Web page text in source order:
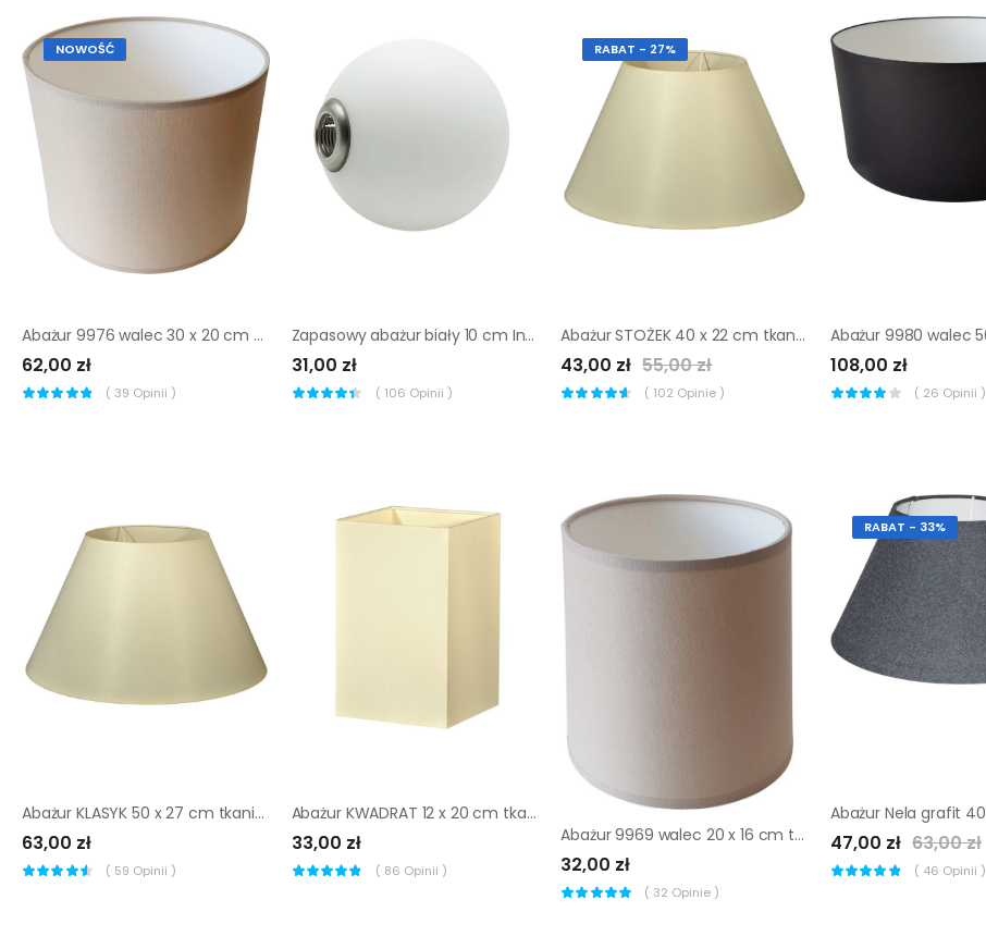
NOWOŚĆ
Abażur 9976 walec 30 x 20 cm tkanina beżowy E27 TK LIGHTING
62,00 zł
( 39 Opinii )
Zapasowy abażur biały 10 cm Inspire
31,00 zł
( 106 Opinii )
RABAT - 27%
Abażur STOŻEK 40 x 22 cm tkanina kremowy E27
43,00 zł 55,00 zł
( 102 Opinie )
108,00 zł
( 26 Opinii )
Abażur KLASYK 50 x 27 cm tkanina kremowy E27
63,00 zł
( 59 Opinii )
Abażur KWADRAT 12 x 20 cm tkanina kremowy E27
33,00 zł
( 86 Opinii )
Abażur 9969 walec 20 x 16 cm tkanina beżowy E27 TK LIGHTING
32,00 zł
( 32 Opinie )
RABAT - 33%
47,00 zł 63,00 zł
( 46 Opinii )